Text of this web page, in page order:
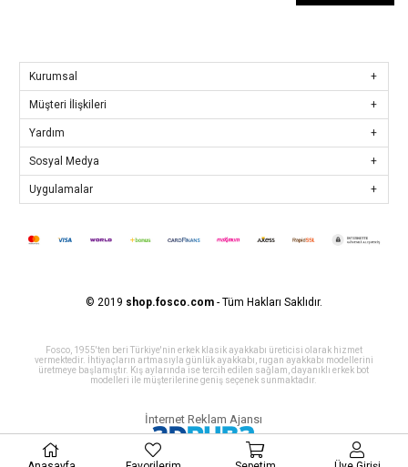
Kurumsal
Müşteri İlişkileri
Yardım
Sosyal Medya
Uygulamalar
© 2019 shop.fosco.com- Tüm Hakları Saklıdır.
Fosco, 1955'ten beri Türkiye'nin erkek klasik ayakkabı üreticisi olarak hizmet
vermektedir. İhtiyaçların artmasıyla günlük ayakkabı, rugan ayakkabı modellerini
üretmeye başlamıştır. Kış aylarında ise tercih edilen sağlam, dayanıklı erkek bot
modelleri ile müşterilerine geniş seçenek sunmaktadır.
İnternet Reklam Ajansı